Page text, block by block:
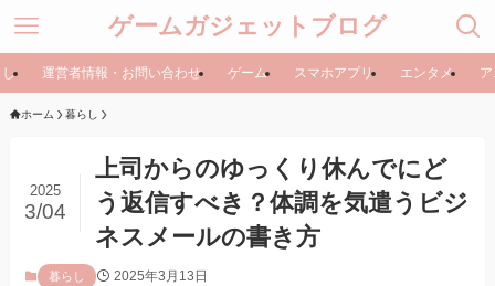
ゲームガジェットブログ
運営者情報・お問い合わせ ゲーム スマホアプリ エンタメ
ホーム 暮らし
上司からのゆっくり休んでにど
う返信すべき？体調を気遣うビジ
ネスメールの書き方
2025
3/04
暮らし 2025年3月13日